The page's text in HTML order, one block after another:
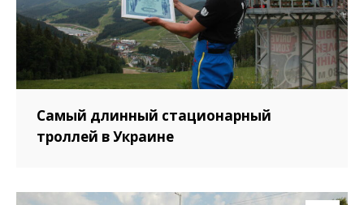
Самый длинный стационарный
троллей в Украине